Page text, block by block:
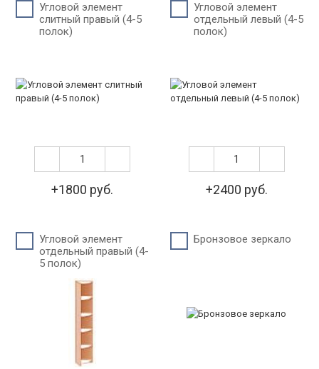
Угловой элемент
слитный правый (4-5
полок)
+1800 руб.
Угловой элемент
отдельный левый (4-5
полок)
+2400 руб.
Угловой элемент
отдельный правый (4-
5 полок)
Бронзовое зеркало